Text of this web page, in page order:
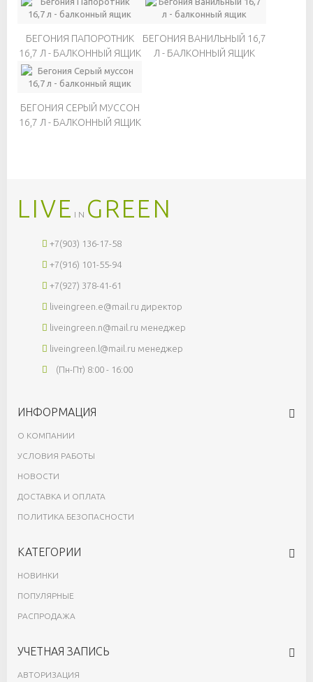
БЕГОНИЯ ПАПОРОТНИК
16,7 Л - БАЛКОННЫЙ ЯЩИК
БЕГОНИЯ ВАНИЛЬНЫЙ 16,7
Л - БАЛКОННЫЙ ЯЩИК
БЕГОНИЯ СЕРЫЙ МУССОН
16,7 Л - БАЛКОННЫЙ ЯЩИК
LIVE IN GREEN
+7(903) 136-17-58
+7(916) 101-55-94
+7(927) 378-41-61
liveingreen.e@mail.ru директор
liveingreen.n@mail.ru менеджер
liveingreen.l@mail.ru менеджер
(Пн-Пт) 8:00 - 16:00
ИНФОРМАЦИЯ
О КОМПАНИИ
УСЛОВИЯ РАБОТЫ
НОВОСТИ
ДОСТАВКА И ОПЛАТА
ПОЛИТИКА БЕЗОПАСНОСТИ
КАТЕГОРИИ
НОВИНКИ
ПОПУЛЯРНЫЕ
РАСПРОДАЖА
УЧЕТНАЯ ЗАПИСЬ
АВТОРИЗАЦИЯ